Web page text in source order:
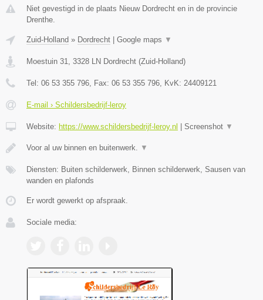
Niet gevestigd in de plaats Nieuw Dordrecht en in de provincie
Drenthe.
Zuid-Holland » Dordrecht | Google maps ▼
Moestuin 31 3328 LN Dordrecht (Zuid-Holland)
Tel: 06 53 355 796 , Fax: 06 53 355 796 , KvK: 24409121
E-mail › Schildersbedrijf-leroy
Website: https://www.schildersbedrijf-leroy.nl | Screenshot ▼
Voor al uw binnen en buitenwerk. ▼
Diensten: Buiten schilderwerk, Binnen schilderwerk, Sausen van
wanden en plafonds
Er wordt gewerkt op afspraak.
Sociale media: